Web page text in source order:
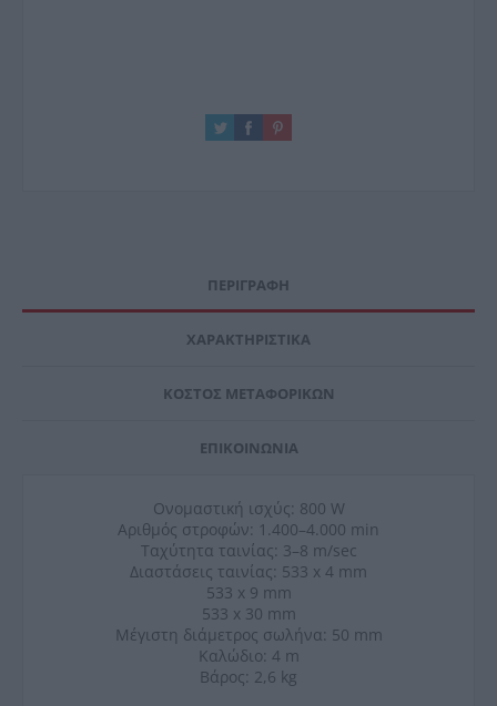
ΠΕΡΙΓΡΑΦΉ
ΧΑΡΑΚΤΗΡΙΣΤΙΚΆ
ΚΌΣΤΟΣ ΜΕΤΑΦΟΡΙΚΏΝ
ΕΠΙΚΟΙΝΩΝΊΑ
Ονομαστική ισχύς: 800 W
Αριθμός στροφών: 1.400–4.000 min
Ταχύτητα ταινίας: 3–8 m/sec
Διαστάσεις ταινίας: 533 x 4 mm
533 x 9 mm
533 x 30 mm
Μέγιστη διάμετρος σωλήνα: 50 mm
Καλώδιο: 4 m
Βάρος: 2,6 kg